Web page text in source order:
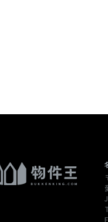
た商品，
ユーザーに
報を利用す